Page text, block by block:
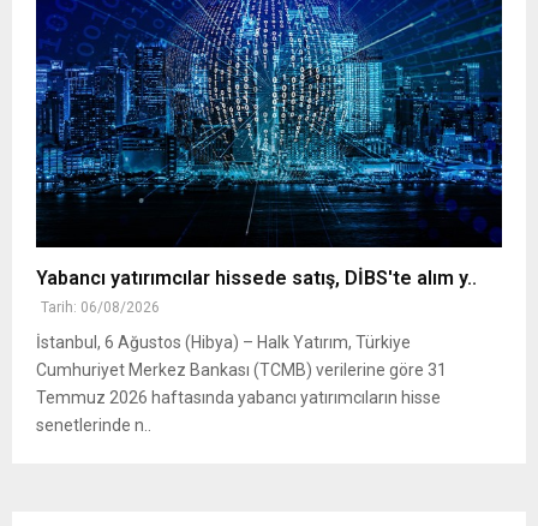
Yabancı yatırımcılar hissede satış, DİBS'te alım y..
Tarih: 06/08/2026
İstanbul, 6 Ağustos (Hibya) – Halk Yatırım, Türkiye
Cumhuriyet Merkez Bankası (TCMB) verilerine göre 31
Temmuz 2026 haftasında yabancı yatırımcıların hisse
senetlerinde n..